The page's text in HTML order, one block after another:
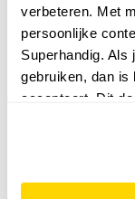
verbeteren. Met
persoonlijke
Superhandig. Als
gebruiken, dan is
accepteert. Dit
website niet